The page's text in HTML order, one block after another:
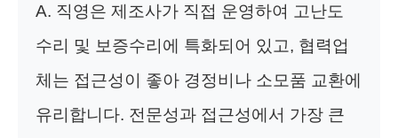
A. 직영은 제조사가 직접 운영하여 고난도
수리 및 보증수리에 특화되어 있고, 협력업
체는 접근성이 좋아 경정비나 소모품 교환에
유리합니다. 전문성과 접근성에서 가장 큰